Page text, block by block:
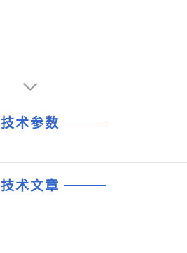
技术参数
技术文章